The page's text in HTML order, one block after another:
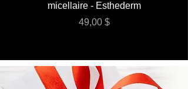
micellaire - Esthederm
Prix
49,00 $